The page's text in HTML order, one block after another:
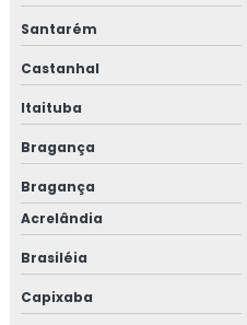
Santarém
Castanhal
Itaituba
Bragança
Bragança
Acrelândia
Brasiléia
Capixaba